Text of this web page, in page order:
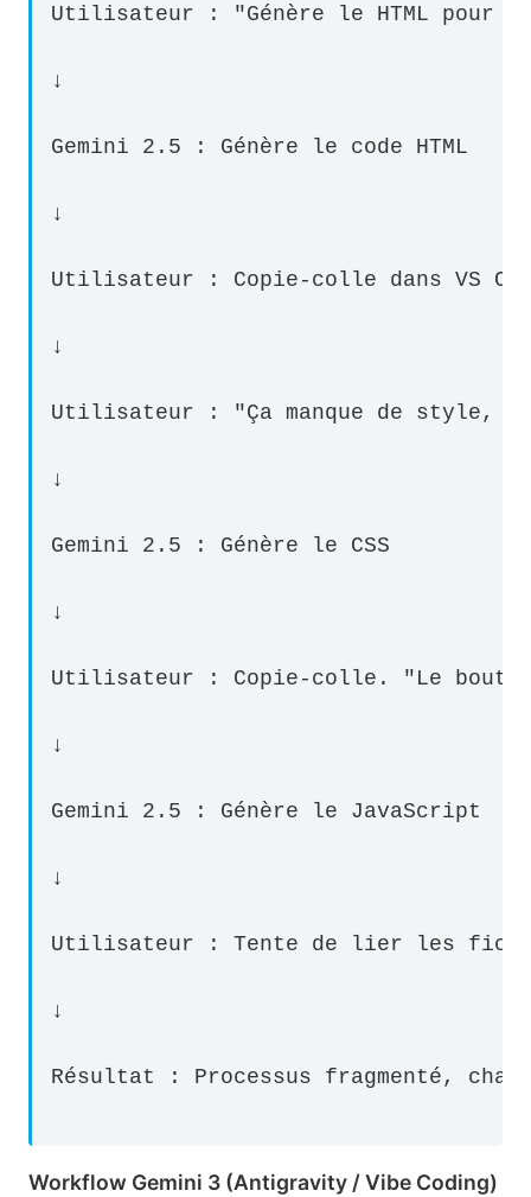
Utilisateur : "Génère le HTML pour
↓
Gemini 2.5 : Génère le code HTML
↓
Utilisateur : Copie-colle dans VS
↓
Utilisateur : "Ça manque de style,
↓
Gemini 2.5 : Génère le CSS
↓
Utilisateur : Copie-colle. "Le
↓
Gemini 2.5 : Génère le JavaScript
↓
Utilisateur : Tente de lier les
↓
Résultat : Processus fragmenté,
Workflow Gemini 3 (Antigravity / Vibe Coding)